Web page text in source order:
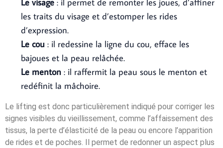
Le visage : il permet de remonter les joues, d’affiner
les traits du visage et d’estomper les rides
d’expression.
Le cou : il redessine la ligne du cou, efface les
bajoues et la peau relâchée.
Le menton : il raffermit la peau sous le menton et
redéfinit la mâchoire.
Le lifting est donc particulièrement indiqué pour corriger les
signes visibles du vieillissement, comme l’affaissement des
tissus, la perte d’élasticité de la peau ou encore l’apparition
de rides et de poches. Il permet de redonner un aspect plus